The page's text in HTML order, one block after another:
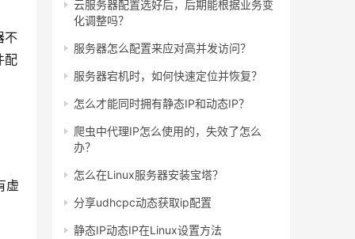
不
配
虚
云服务器配置选好后，后期能根据业务变
化调整吗？
服务器怎么配置来应对高并发访问？
服务器宕机时，如何快速定位并恢复？
怎么才能同时拥有静态IP和动态IP？
爬虫中代理IP怎么使用的，失效了怎么
办？
怎么在Linux服务器安装宝塔？
分享udhcpc动态获取ip配置
静态IP动态IP在Linux设置方法